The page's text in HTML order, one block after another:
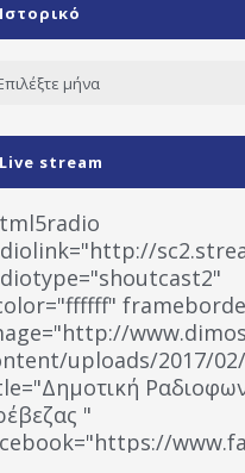
Ιστορικό
Live stream
uploads/2017/
"